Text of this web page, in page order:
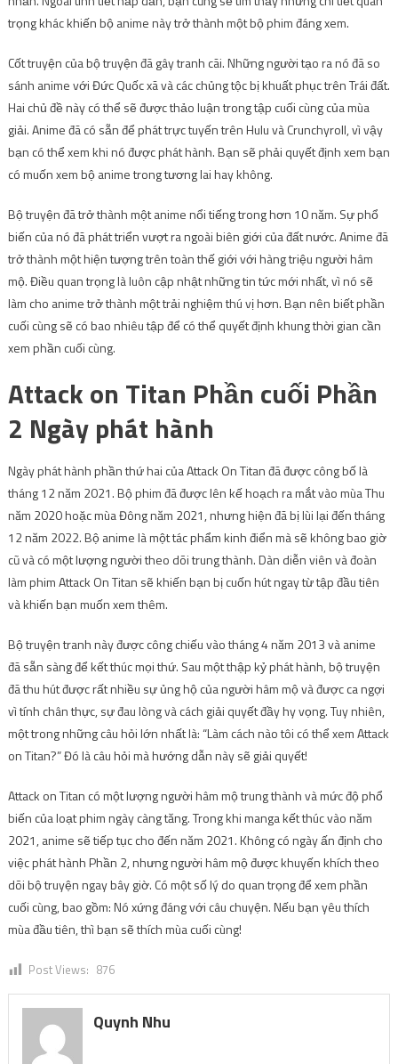
trọng khác khiến bộ anime này trở thành một bộ phim đáng xem.
Cốt truyện của bộ truyện đã gây tranh cãi. Những người tạo ra nó đã so
sánh anime với Đức Quốc xã và các chủng tộc bị khuất phục trên Trái đất.
Hai chủ đề này có thể sẽ được thảo luận trong tập cuối cùng của mùa
giải. Anime đã có sẵn để phát trực tuyến trên Hulu và Crunchyroll, vì vậy
bạn có thể xem khi nó được phát hành. Bạn sẽ phải quyết định xem bạn
có muốn xem bộ anime trong tương lai hay không.
Bộ truyện đã trở thành một anime nổi tiếng trong hơn 10 năm. Sự phổ
biến của nó đã phát triển vượt ra ngoài biên giới của đất nước. Anime đã
trở thành một hiện tượng trên toàn thế giới với hàng triệu người hâm
mộ. Điều quan trọng là luôn cập nhật những tin tức mới nhất, vì nó sẽ
làm cho anime trở thành một trải nghiệm thú vị hơn. Bạn nên biết phần
cuối cùng sẽ có bao nhiêu tập để có thể quyết định khung thời gian cần
xem phần cuối cùng.
Attack on Titan Phần cuối Phần
2 Ngày phát hành
Ngày phát hành phần thứ hai của Attack On Titan đã được công bố là
tháng 12 năm 2021. Bộ phim đã được lên kế hoạch ra mắt vào mùa Thu
năm 2020 hoặc mùa Đông năm 2021, nhưng hiện đã bị lùi lại đến tháng
12 năm 2022. Bộ anime là một tác phẩm kinh điển mà sẽ không bao giờ
cũ và có một lượng người theo dõi trung thành. Dàn diễn viên và đoàn
làm phim Attack On Titan sẽ khiến bạn bị cuốn hút ngay từ tập đầu tiên
và khiến bạn muốn xem thêm.
Bộ truyện tranh này được công chiếu vào tháng 4 năm 2013 và anime
đã sẵn sàng để kết thúc mọi thứ. Sau một thập kỷ phát hành, bộ truyện
đã thu hút được rất nhiều sự ủng hộ của người hâm mộ và được ca ngợi
vì tính chân thực, sự đau lòng và cách giải quyết đầy hy vọng. Tuy nhiên,
một trong những câu hỏi lớn nhất là: “Làm cách nào tôi có thể xem Attack
on Titan?” Đó là câu hỏi mà hướng dẫn này sẽ giải quyết!
Attack on Titan có một lượng người hâm mộ trung thành và mức độ phổ
biến của loạt phim ngày càng tăng. Trong khi manga kết thúc vào năm
2021, anime sẽ tiếp tục cho đến năm 2021. Không có ngày ấn định cho
việc phát hành Phần 2, nhưng người hâm mộ được khuyến khích theo
dõi bộ truyện ngay bây giờ. Có một số lý do quan trọng để xem phần
cuối cùng, bao gồm: Nó xứng đáng với câu chuyện. Nếu bạn yêu thích
mùa đầu tiên, thì bạn sẽ thích mùa cuối cùng!
Post Views: 876
Quynh Nhu